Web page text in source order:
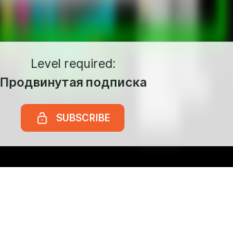
Level required:
Продвинутая подписка
SUBSCRIBE